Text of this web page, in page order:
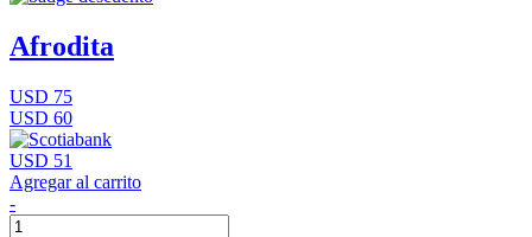
Afrodita
USD 75
USD 60
USD 51
Agregar al carrito
-